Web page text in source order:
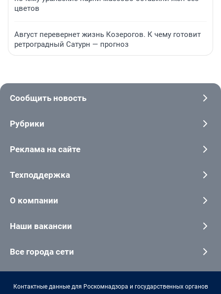
цветов
Август перевернет жизнь Козерогов. К чему готовит
ретроградный Сатурн — прогноз
Сообщить новость
Рубрики
Реклама на сайте
Техподдержка
О компании
Наши вакансии
Все города сети
Контактные данные для Роскомнадзора и государственных органов